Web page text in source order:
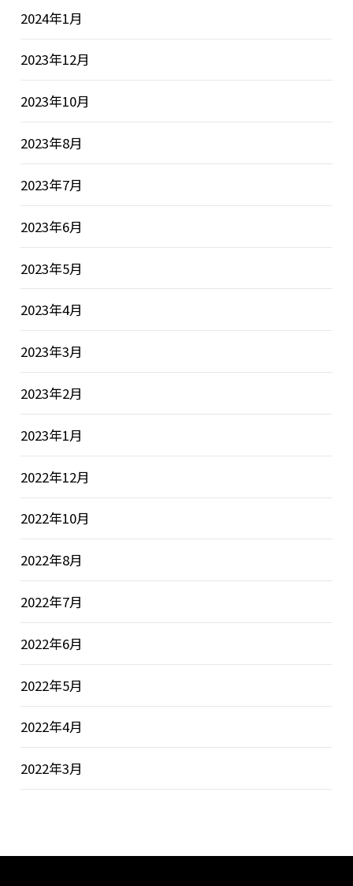
2024年1月
2023年12月
2023年10月
2023年8月
2023年7月
2023年6月
2023年5月
2023年4月
2023年3月
2023年2月
2023年1月
2022年12月
2022年10月
2022年8月
2022年7月
2022年6月
2022年5月
2022年4月
2022年3月